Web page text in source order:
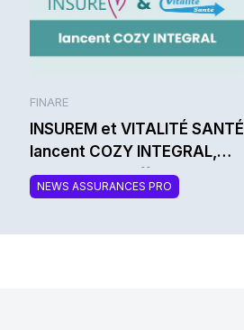
FINARE
INSUREM et VITALITÉ SANTÉ
lancent COZY INTEGRAL,
une nouvelle offre de
complémentaire santé
NEWS ASSURANCES PRO